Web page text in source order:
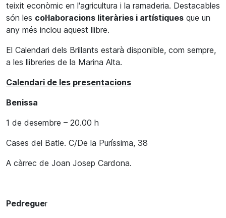
teixit econòmic en l'agricultura i la ramaderia. Destacables
són les col·laboracions literàries i artístiques que un
any més inclou aquest llibre.
El Calendari dels Brillants estarà disponible, com sempre,
a les llibreries de la Marina Alta.
Calendari de les presentacions
Benissa
1 de desembre – 20.00 h
Cases del Batle. C/De la Puríssima, 38
A càrrec de Joan Josep Cardona.
Pedreguer